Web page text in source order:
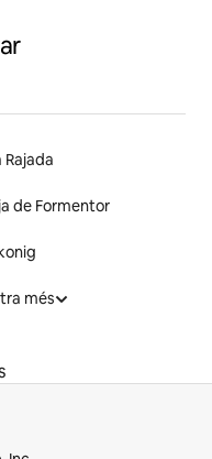
Rajada
de Formentor
més